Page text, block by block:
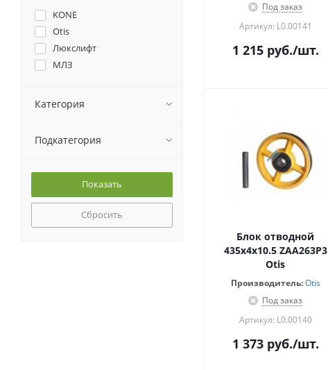
Под заказ
Артикул: L0.00141
1 215руб./шт.
Блок отводной
435х4х10.5 ZAA263P3
Otis
Производитель: Otis
Под заказ
Артикул: L0.00140
1 373руб./шт.
KONE
Otis
Люкслифт
МЛЗ
Категория
Подкатегория
Сбросить